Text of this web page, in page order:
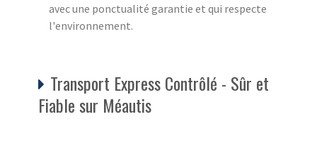
avec une ponctualité garantie et qui respecte
l'environnement.
Transport Express Contrôlé - Sûr et
Fiable sur Méautis